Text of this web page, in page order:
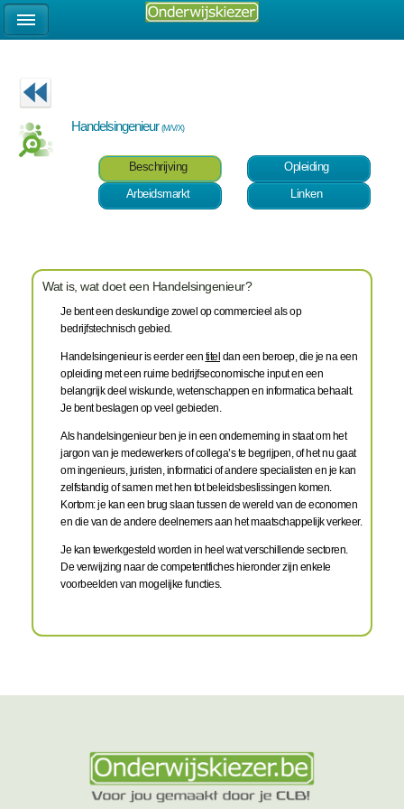
Handelsingenieur(M/V/X)
Beschrijving
Opleiding
Arbeidsmarkt
Linken
Wat is, wat doet een Handelsingenieur?
Je bent een deskundige zowel op commercieel als op
bedrijfstechnisch gebied.
Handelsingenieur is eerder een titel dan een beroep, die je na een
opleiding met een ruime bedrijfseconomische input en een
belangrijk deel wiskunde, wetenschappen en informatica behaalt.
Je bent beslagen op veel gebieden.
Als handelsingenieur ben je in een onderneming in staat om het
jargon van je medewerkers of collega’s te begrijpen, of het nu gaat
om ingenieurs, juristen, informatici of andere specialisten en je kan
zelfstandig of samen met hen tot beleidsbeslissingen komen.
Kortom: je kan een brug slaan tussen de wereld van de economen
en die van de andere deelnemers aan het maatschappelijk verkeer.
Je kan tewerkgesteld worden in heel wat verschillende sectoren.
De verwijzing naar de competentfiches hieronder zijn enkele
voorbeelden van mogelijke functies.